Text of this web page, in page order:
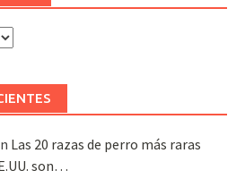
Las 20 razas de perro más raras
son…